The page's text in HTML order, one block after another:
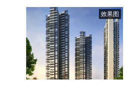
效果图